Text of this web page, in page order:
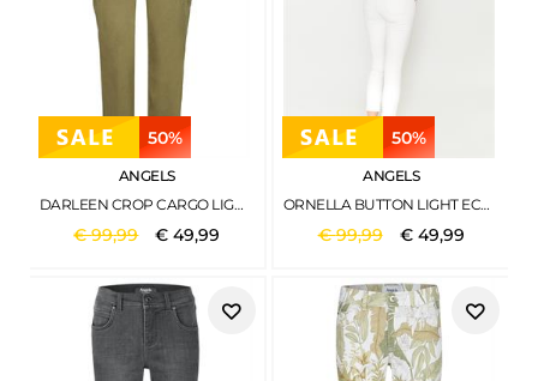
50%
ANGELS
DARLEEN CROP CARGO LIGHT KHAKI
€99,99 €49,99
50%
ANGELS
ORNELLA BUTTON LIGHT ECRU
€99,99 € 49,99